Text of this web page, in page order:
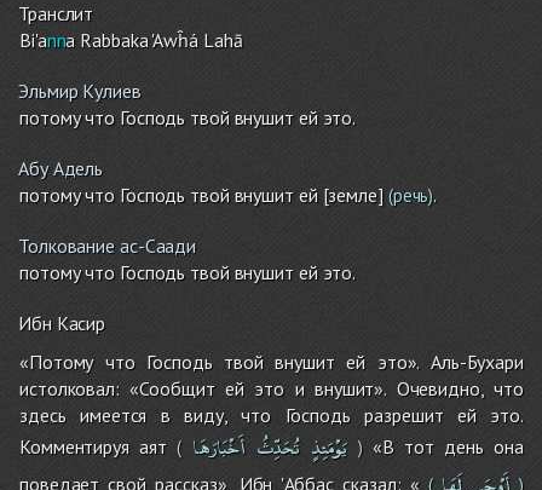
Транслит
Bi'anna Rabbaka 'Awĥá Lahā
Эльмир Кулиев
потому что Господь твой внушит ей это.
Абу Адель
потому что Господь твой внушит ей [земле](речь).
Толкование ас-Саади
потому что Господь твой внушит ей это.
Ибн Касир
«Потому что Господь твой внушит ей это». Аль-Бухари
истолковал: «Сообщит ей это и внушит». Очевидно, что
здесь имеется в виду, что Господь разрешит ей это.
Комментируя аят ( يَوْمَئِذٍ تُحَدِّثُ أَخْبَارَهَا )«В тот день она
поведает свой рассказ», Ибн 'Аббас сказал: «( )